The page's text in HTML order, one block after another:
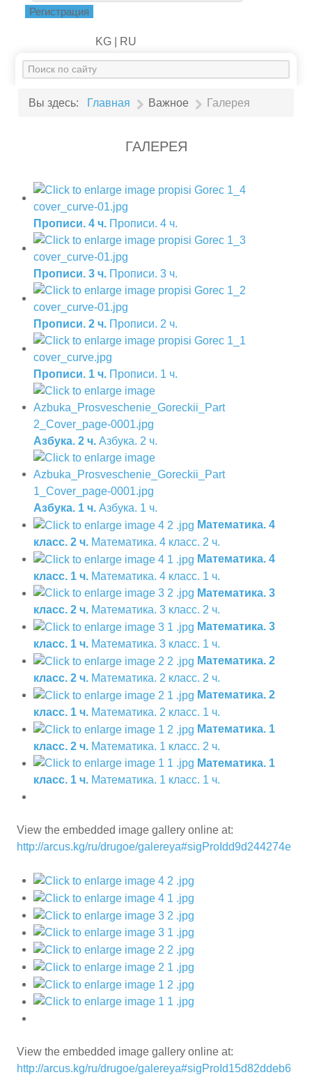
Регистрация
KG | RU
Искать...
Вы здесь: Главная Важное Галерея
ГАЛЕРЕЯ
Прописи. 4 ч. Прописи. 4 ч.
Прописи. 3 ч. Прописи. 3 ч.
Прописи. 2 ч. Прописи. 2 ч.
Прописи. 1 ч. Прописи. 1 ч.
Азбука. 2 ч. Азбука. 2 ч.
Азбука. 1 ч. Азбука. 1 ч.
Математика. 4
класс. 2 ч. Математика. 4 класс. 2 ч.
Математика. 4
класс. 1 ч. Математика. 4 класс. 1 ч.
Математика. 3
класс. 2 ч. Математика. 3 класс. 2 ч.
Математика. 3
класс. 1 ч. Математика. 3 класс. 1 ч.
Математика. 2
класс. 2 ч. Математика. 2 класс. 2 ч.
Математика. 2
класс. 1 ч. Математика. 2 класс. 1 ч.
Математика. 1
класс. 2 ч. Математика. 1 класс. 2 ч.
Математика. 1
класс. 1 ч. Математика. 1 класс. 1 ч.
View the embedded image gallery online at:
http://arcus.kg/ru/drugoe/galereya#sigProIdd9d244274e
View the embedded image gallery online at:
http://arcus.kg/ru/drugoe/galereya#sigProId15d82ddeb6